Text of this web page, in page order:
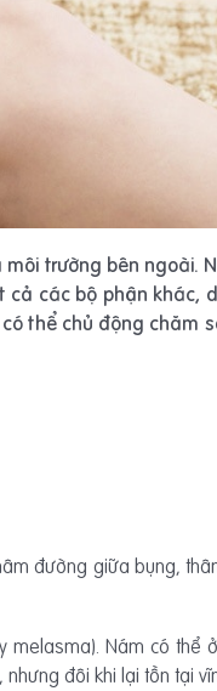
trường bên ngoài.
các bộ phận khác,
thể chủ động chăm
đường giữa bụng,
Nám có thể
đôi khi lại tồn tại